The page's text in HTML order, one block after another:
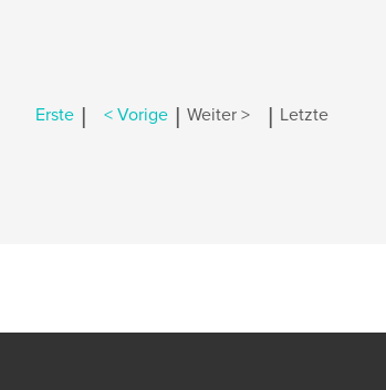
Erste | < Vorige | Weiter > | Letzte